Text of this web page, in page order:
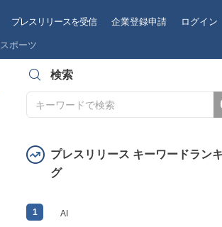
プレスリリースを受信 企業登録申請 ログイン
スポーツ
検索
プレスリリース キーワードラン
グ
1 AI